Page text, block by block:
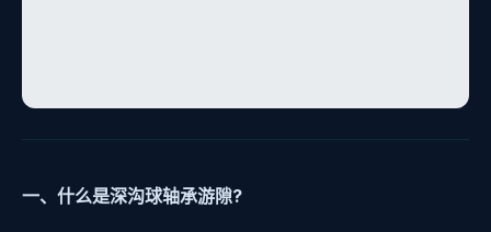
一、什么是深沟球轴承游隙?